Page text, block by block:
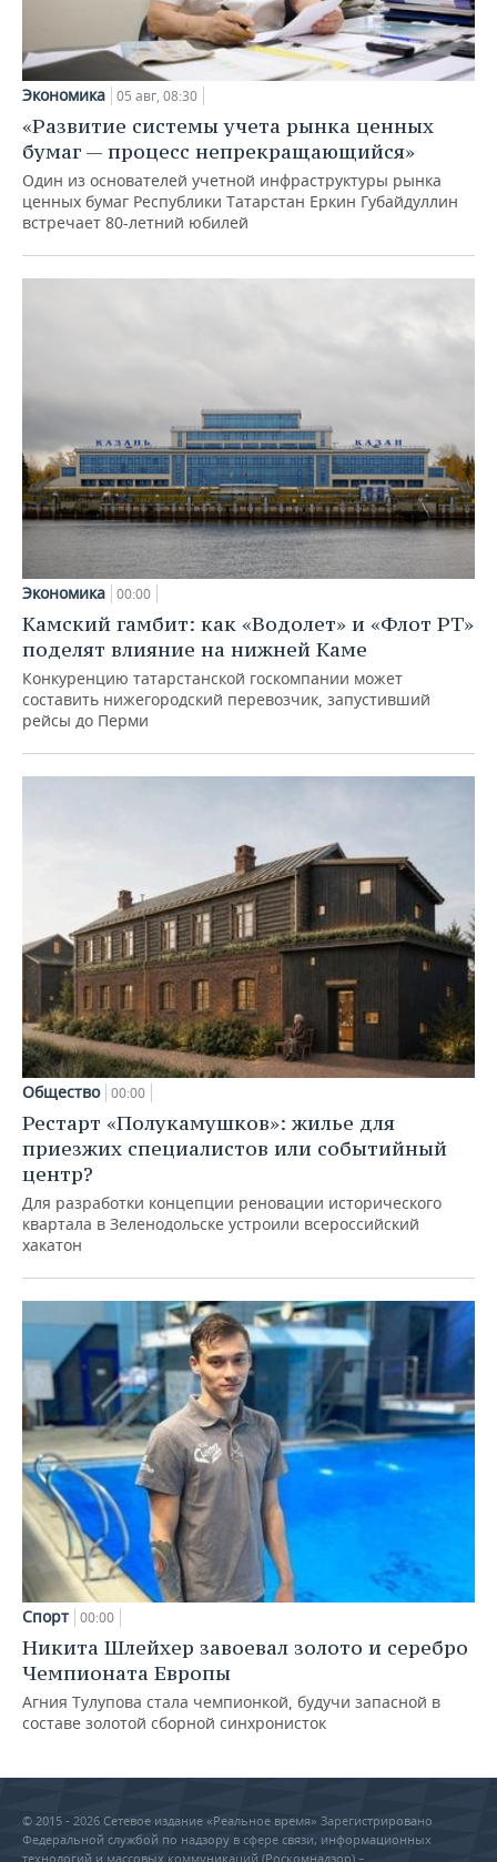
Экономика 05 авг, 08:30
«Развитие системы учета рынка ценных
бумаг — процесс непрекращающийся»
Один из основателей учетной инфраструктуры рынка
ценных бумаг Республики Татарстан Еркин Губайдуллин
встречает 80-летний юбилей
Экономика 00:00
Камский гамбит: как «Водолет» и «Флот РТ»
поделят влияние на нижней Каме
Конкуренцию татарстанской госкомпании может
составить нижегородский перевозчик, запустивший
рейсы до Перми
Общество 00:00
Рестарт «Полукамушков»: жилье для
приезжих специалистов или событийный
центр?
Для разработки концепции реновации исторического
квартала в Зеленодольске устроили всероссийский
хакатон
Спорт 00:00
Никита Шлейхер завоевал золото и серебро
Чемпионата Европы
Агния Тулупова стала чемпионкой, будучи запасной в
составе золотой сборной синхронисток
© 2015 - 2026 Сетевое издание «Реальное время» Зарегистрировано
Федеральной службой по надзору в сфере связи, информационных
технологий и массовых коммуникаций (Роскомнадзор) –